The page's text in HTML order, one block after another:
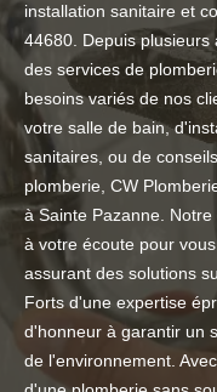
installation sanitaire et
44680. Depuis
des services de
besoins variés de nos
votre salle de bain,
sanitaires, ou de
plomberie, CW
à Sainte Pazanne.
à votre écoute pour
assurant des solutions
Forts d'une expertise
d'honneur à garantir un
de l'environnement.